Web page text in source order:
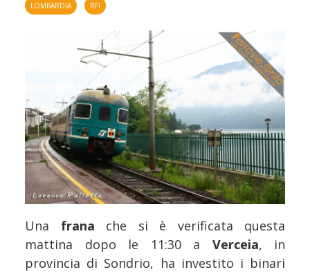
LOMBARDIA RFI
Una frana che si è verificata questa
mattina dopo le 11:30 a Verceia, in
provincia di Sondrio, ha investito i binari